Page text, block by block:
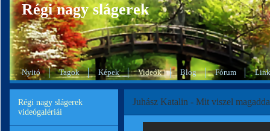
Régi nagy slágerek
Nyitó Tagok Képek Videók Blog Fórum
Régi nagy slágerek
videógalériái
Juhász Katalin - Mit viszel